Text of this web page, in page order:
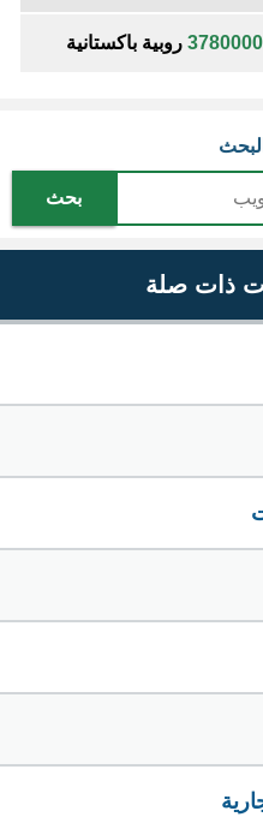
3780000 روبية باكستانية
بحث
ذات صلة